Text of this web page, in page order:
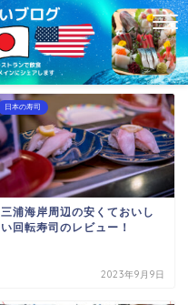
日本の寿司
三浦海岸周辺の安くておいし
い回転寿司のレビュー！
2023年9月9日